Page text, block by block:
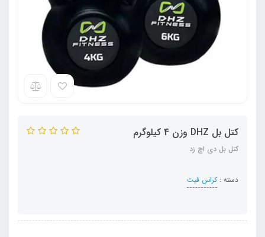
کتل بل DHZ وزن 4 کیلوگرم
کتل بل دی اچ زد
دسته :کراس فیت